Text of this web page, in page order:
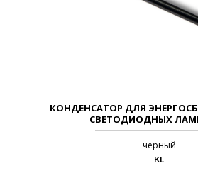
КОНДЕНСАТОР ДЛЯ
СВЕТОДИОДНЫХ
черный
KL